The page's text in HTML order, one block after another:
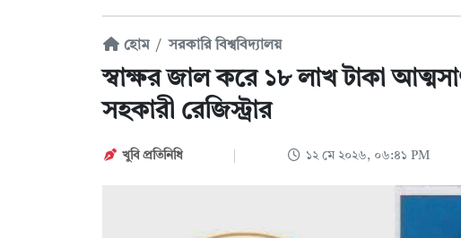
হোম সরকারি বিশ্ববিদ্যালয়
স্বাক্ষর জাল করে ১৮ লাখ টাকা
সহকারী রেজিস্ট্রার
খুবি প্রতিনিধি ১২ মে ২০২৬, ০৬:৪১ PM